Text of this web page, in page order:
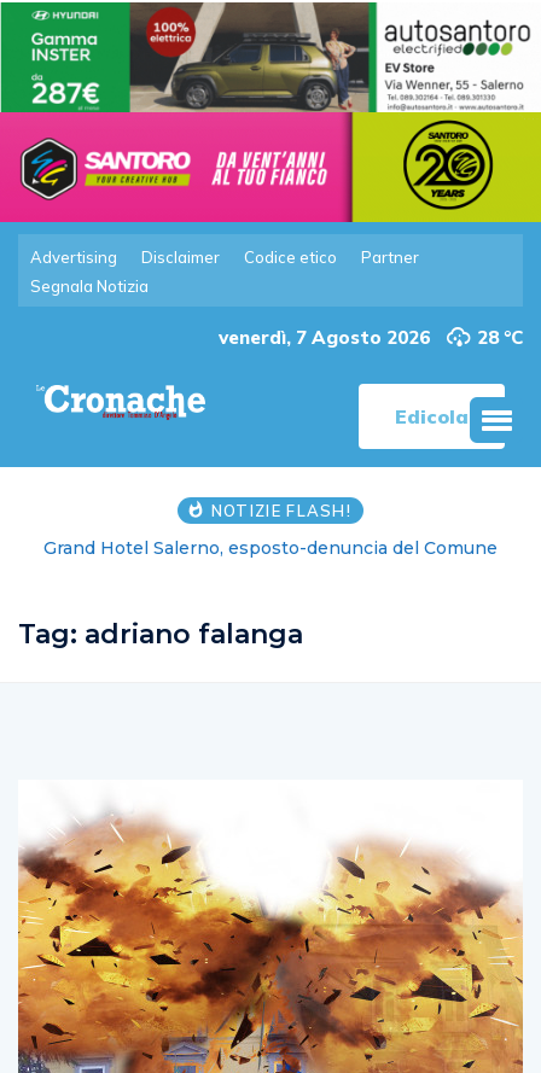
Advertising Disclaimer Codice etico
Partner
Segnala Notizia
venerdì, 7 Agosto 2026 28 °C
Edicola
NOTIZIE FLASH!
Grand Hotel Salerno, esposto-denuncia del Comune